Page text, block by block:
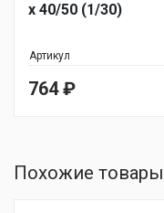
х 40/50 (1/30)
Артикул
764₽
Похожие товары